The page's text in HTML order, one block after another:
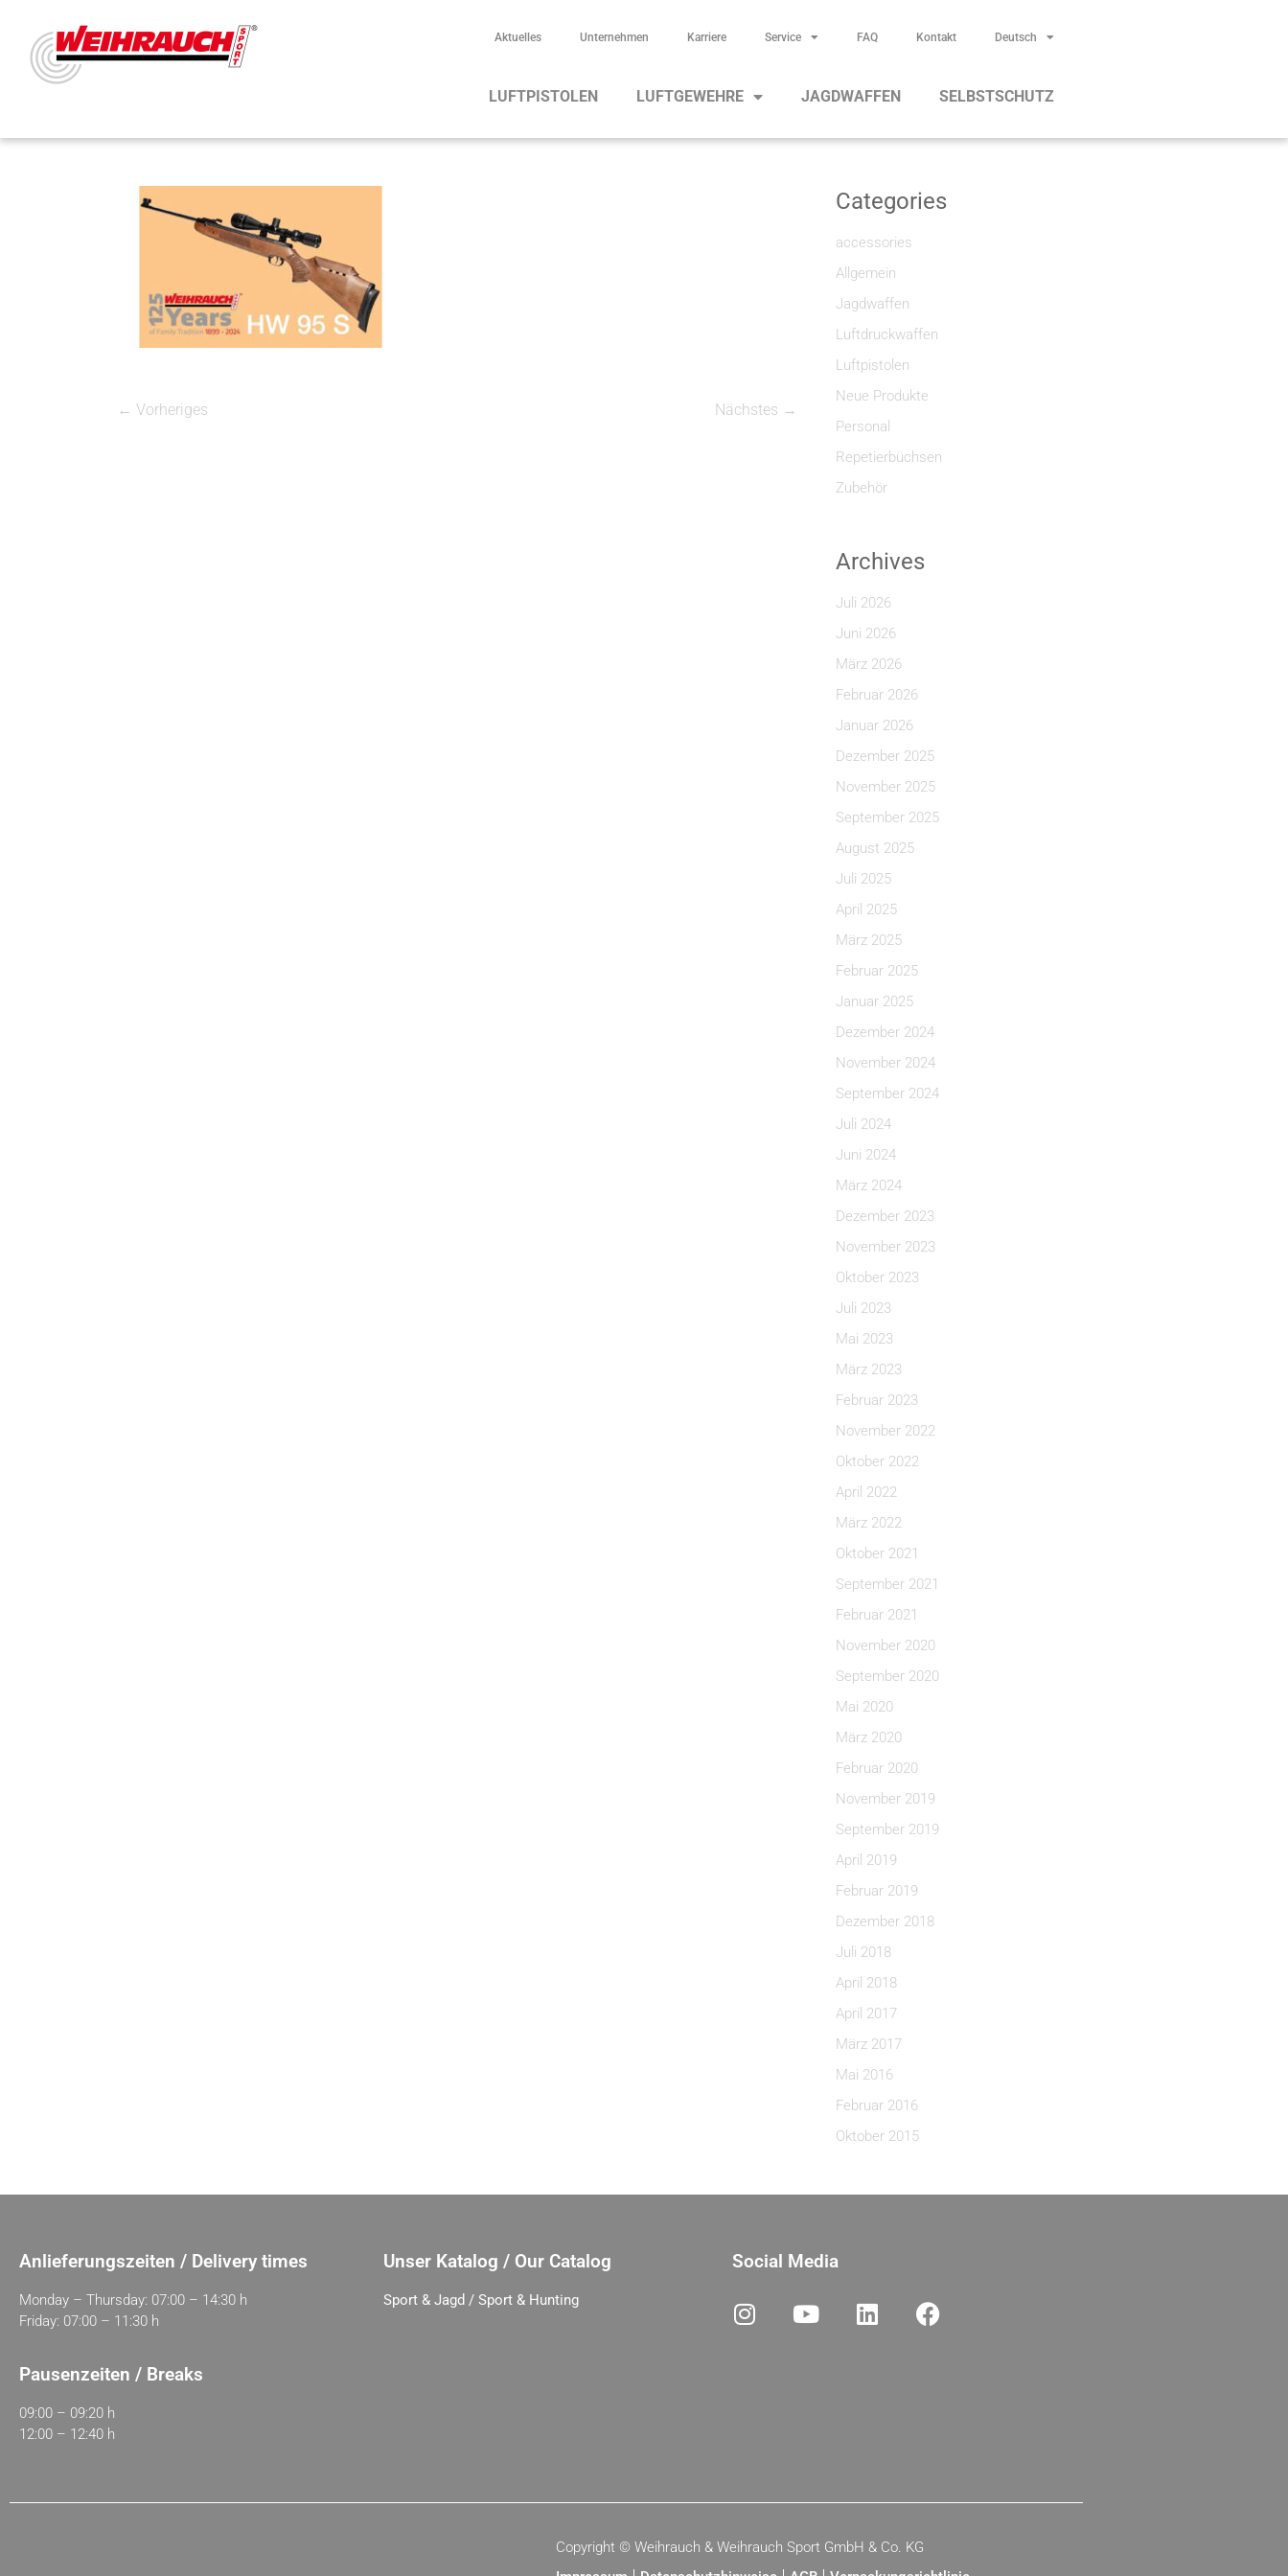
Aktuelles Unternehmen Karriere Service FAQ Kontakt Deutsch
LUFTPISTOLEN LUFTGEWEHRE JAGDWAFFEN SELBSTSCHUTZ
← Vorheriges Nächstes →
Categories
accessories
Allgemein
Jagdwaffen
Luftdruckwaffen
Luftpistolen
Neue Produkte
Personal
Repetierbüchsen
Zubehör
Archives
Juli 2026
Juni 2026
März 2026
Februar 2026
Januar 2026
Dezember 2025
November 2025
September 2025
August 2025
Juli 2025
April 2025
März 2025
Februar 2025
Januar 2025
Dezember 2024
November 2024
September 2024
Juli 2024
Juni 2024
März 2024
Dezember 2023
November 2023
Oktober 2023
Juli 2023
Mai 2023
März 2023
Februar 2023
November 2022
Oktober 2022
April 2022
März 2022
Oktober 2021
September 2021
Februar 2021
November 2020
September 2020
Mai 2020
März 2020
Februar 2020
November 2019
September 2019
April 2019
Februar 2019
Dezember 2018
Juli 2018
April 2018
April 2017
März 2017
Mai 2016
Februar 2016
Oktober 2015
Anlieferungszeiten / Delivery times
Monday – Thursday: 07:00 – 14:30 h
Friday: 07:00 – 11:30 h
Pausenzeiten / Breaks
09:00 – 09:20 h
12:00 – 12:40 h
Unser Katalog / Our Catalog
Sport & Jagd / Sport & Hunting
Social Media
Copyright © Weihrauch & Weihrauch Sport GmbH & Co. KG